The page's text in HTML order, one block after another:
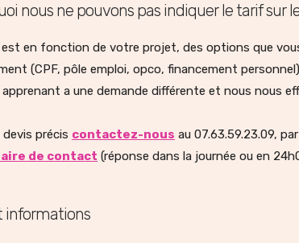
nous ne pouvons pas indiquer le tarif sur
en fonction de votre projet, des options que
(CPF, pôle emploi, opco, financement
apprenant a une demande différente et nous nous
devis précis contactez-nous au 07.63.59.23.09, par
de contact (réponse dans la journée ou en
informations